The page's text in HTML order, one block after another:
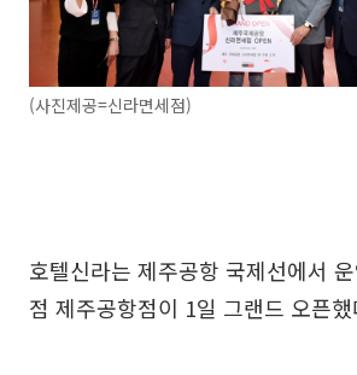
(사진제공=신라면세점)
호텔신라는 제주공항 국제선에서
점 제주공항점이 1일 그랜드 오픈